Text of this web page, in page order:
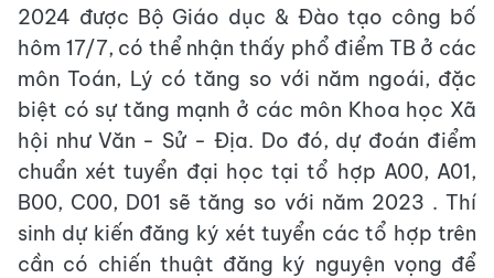
2024 được Bộ Giáo dục & Đào tạo công bố
hôm 17/7, có thể nhận thấy phổ điểm TB ở các
môn Toán, Lý có tăng so với năm ngoái, đặc
biệt có sự tăng mạnh ở các môn Khoa học Xã
hội như Văn - Sử - Địa. Do đó, dự đoán điểm
chuẩn xét tuyển đại học tại tổ hợp A00, A01,
B00, C00, D01 sẽ tăng so với năm 2023 . Thí
sinh dự kiến đăng ký xét tuyển các tổ hợp trên
cần có chiến thuật đăng ký nguyện vọng để